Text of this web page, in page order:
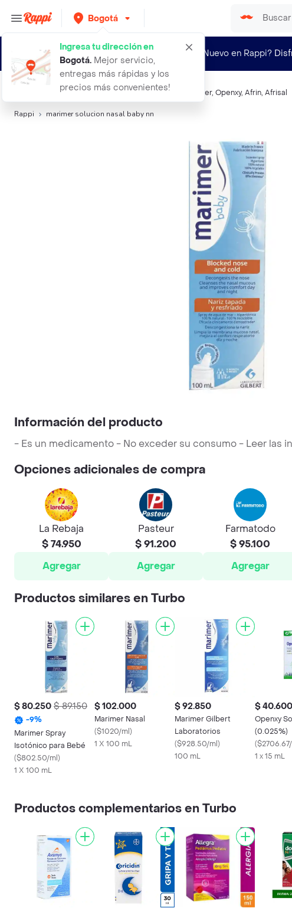
Bogotá
Ingresa tu dirección en
Bogotá. Mejor servicio,
entregas más rápidas y los
precios más convenientes!
¿Nuevo en Rappi?
Búsquedas relacionadas:Descongestionantes Marimer, Openxy, Afrin, Afrisal
Rappi marimer solucion nasal baby nn
Información del producto
- Es un medicamento - No exceder su consumo - Leer las
Opciones adicionales de compra
La Rebaja
$ 74.950
Agregar
Pasteur
$ 91.200
Agregar
Farmatodo
$ 95.100
Agregar
Productos similares en Turbo
$ 80.250 $ 89.150
-9%
Marimer Spray
Isotónico para Bebé
($802.50/ml)
1 X 100 mL
$ 102.000
Marimer Nasal
($1020/ml)
1 X 100 mL
$ 92.850
Marimer Gilbert
Laboratorios
($928.50/ml)
100 mL
$ 40.600
Openxy
(0.025%)
(
1 x 15 mL
Productos complementarios en Turbo